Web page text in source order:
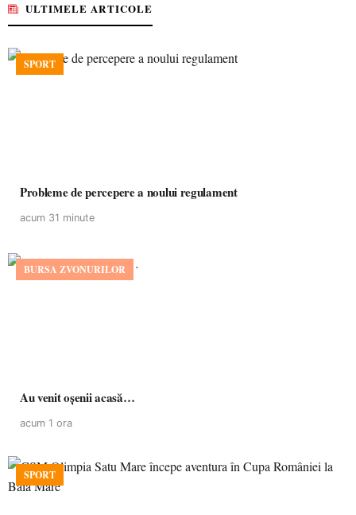
ULTIMELE ARTICOLE
SPORT
Probleme de percepere a noului regulament
acum 31 minute
BURSA ZVONURILOR
Au venit oșenii acasă…
acum 1 ora
SPORT